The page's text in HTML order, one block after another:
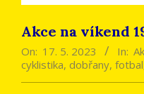
Akce na víkend
On: 17. 5. 2023 In:
cyklistika, dobřany, fotbal